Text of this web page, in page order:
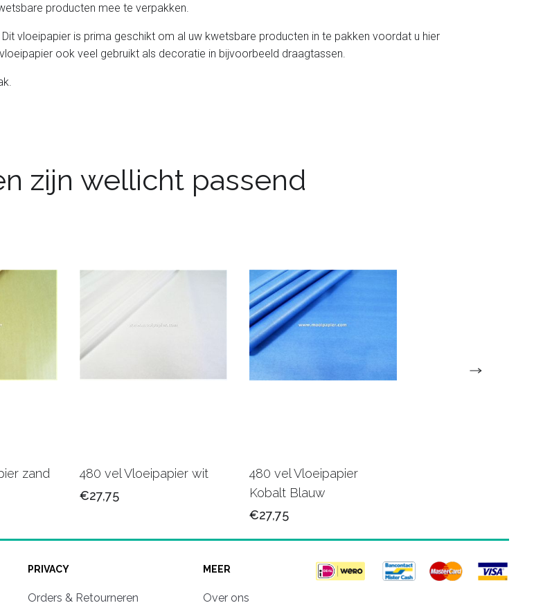
producten mee te verpakken.
vloeipapier is prima geschikt om al uw kwetsbare producten in te pakken voordat u hier
ook veel gebruikt als decoratie in bijvoorbeeld draagtassen.
zijn wellicht passend
zand
480 vel Vloeipapier wit
€27,75
480 vel Vloeipapier
Kobalt Blauw
€27,75
PRIVACY
Orders & Retourneren
MEER
Over ons